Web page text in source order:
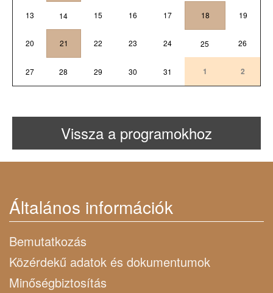
13 14 15 16 17 18 19
20 21 22 23 24 25 26
27 28 29 30 31 1 2
Vissza a programokhoz
Általános információk
Bemutatkozás
Közérdekű adatok és dokumentumok
Minőségbiztosítás